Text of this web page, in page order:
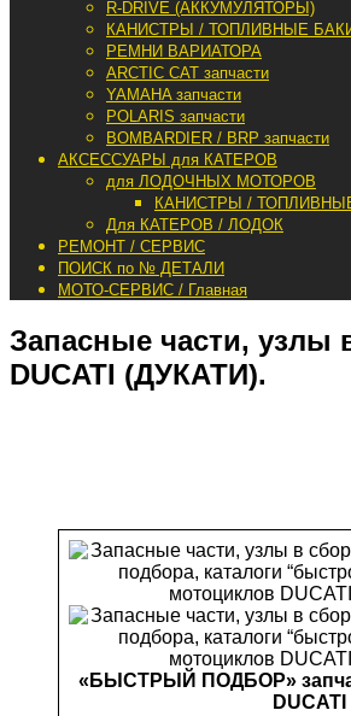
R-DRIVE (АККУМУЛЯТОРЫ)
КАНИСТРЫ / ТОПЛИВНЫЕ
РЕМНИ ВАРИАТОРА
ARCTIC CAT запчасти
YAMAHA запчасти
POLARIS запчасти
BOMBARDIER / BRP запчасти
АКСЕССУАРЫ для КАТЕРОВ
для ЛОДОЧНЫХ МОТОРОВ
КАНИСТРЫ /
Для КАТЕРОВ / ЛОДОК
РЕМОНТ / СЕРВИС
ПОИСК по № ДЕТАЛИ
МОТО-СЕРВИС / Главная
Запасные части, узлы
DUCATI (ДУКАТИ).
«БЫСТРЫЙ ПОДБОР»
DUCATI